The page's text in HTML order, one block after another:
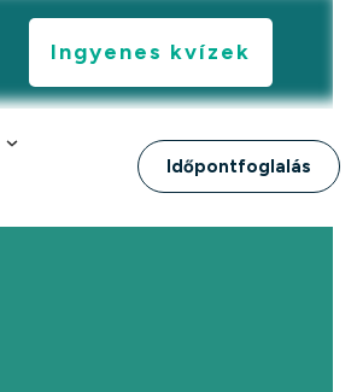
Időpontfoglalás
Ingyenes kvízek